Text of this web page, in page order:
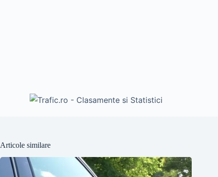
Articole similare